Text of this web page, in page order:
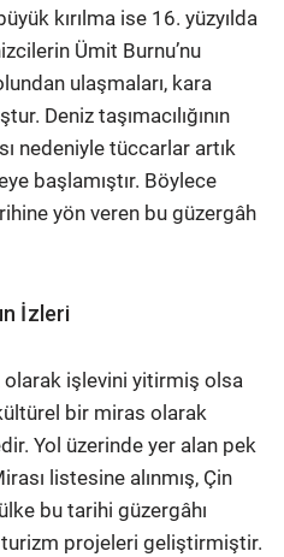
kırılma ise 16. yüzyılda
Ümit Burnu’nu
ulaşmaları, kara
Deniz taşımacılığının
nedeniyle tüccarlar artık
başlamıştır. Böylece
yön veren bu güzergâh
İzleri
işlevini yitirmiş olsa
bir miras olarak
Yol üzerinde yer alan pek
listesine alınmış, Çin
bu tarihi güzergâhı
projeleri geliştirmiştir.